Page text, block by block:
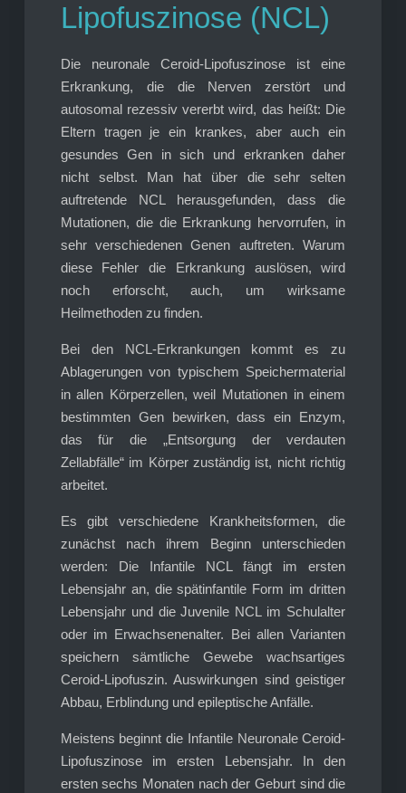
Lipofuszinose (NCL)
Die neuronale Ceroid-Lipofuszinose ist eine
Erkrankung, die die Nerven zerstört und
autosomal rezessiv vererbt wird, das heißt: Die
Eltern tragen je ein krankes, aber auch ein
gesundes Gen in sich und erkranken daher
nicht selbst. Man hat über die sehr selten
auftretende NCL herausgefunden, dass die
Mutationen, die die Erkrankung hervorrufen, in
sehr verschiedenen Genen auftreten. Warum
diese Fehler die Erkrankung auslösen, wird
noch erforscht, auch, um wirksame
Heilmethoden zu finden.
Bei den NCL-Erkrankungen kommt es zu
Ablagerungen von typischem Speichermaterial
in allen Körperzellen, weil Mutationen in einem
bestimmten Gen bewirken, dass ein Enzym,
das für die „Entsorgung der verdauten
Zellabfälle“ im Körper zuständig ist, nicht richtig
arbeitet.
Es gibt verschiedene Krankheitsformen, die
zunächst nach ihrem Beginn unterschieden
werden: Die Infantile NCL fängt im ersten
Lebensjahr an, die spätinfantile Form im dritten
Lebensjahr und die Juvenile NCL im Schulalter
oder im Erwachsenenalter. Bei allen Varianten
speichern sämtliche Gewebe wachsartiges
Ceroid-Lipofuszin. Auswirkungen sind geistiger
Abbau, Erblindung und epileptische Anfälle.
Meistens beginnt die Infantile Neuronale Ceroid-
Lipofuszinose im ersten Lebensjahr. In den
ersten sechs Monaten nach der Geburt sind die